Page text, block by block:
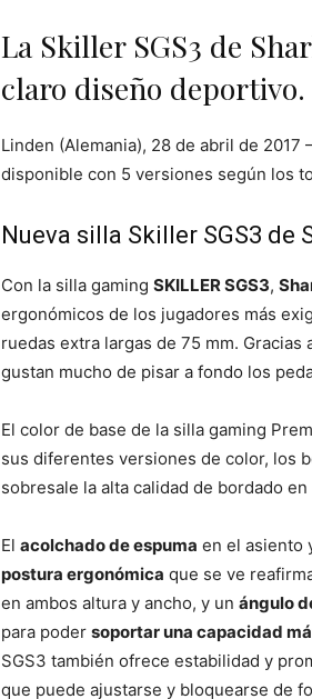
La Skiller SGS3 de
claro diseño
Linden (Alemania), 28 de abril de
disponible con 5 versiones según los
Nueva silla Skiller SGS3 de
Con la silla gaming SKILLER SGS3,
ergonómicos de los jugadores más
ruedas extra largas de 75 mm.
gustan mucho de pisar a fondo los
El color de base de la silla gaming
sus diferentes versiones de color, los
sobresale la alta calidad de bordado
El acolchado de espuma en el asiento
postura ergonómica que se ve
en ambos altura y ancho, y un ángulo
para poder soportar una capacidad
SGS3 también ofrece estabilidad y
que puede ajustarse y bloquearse de